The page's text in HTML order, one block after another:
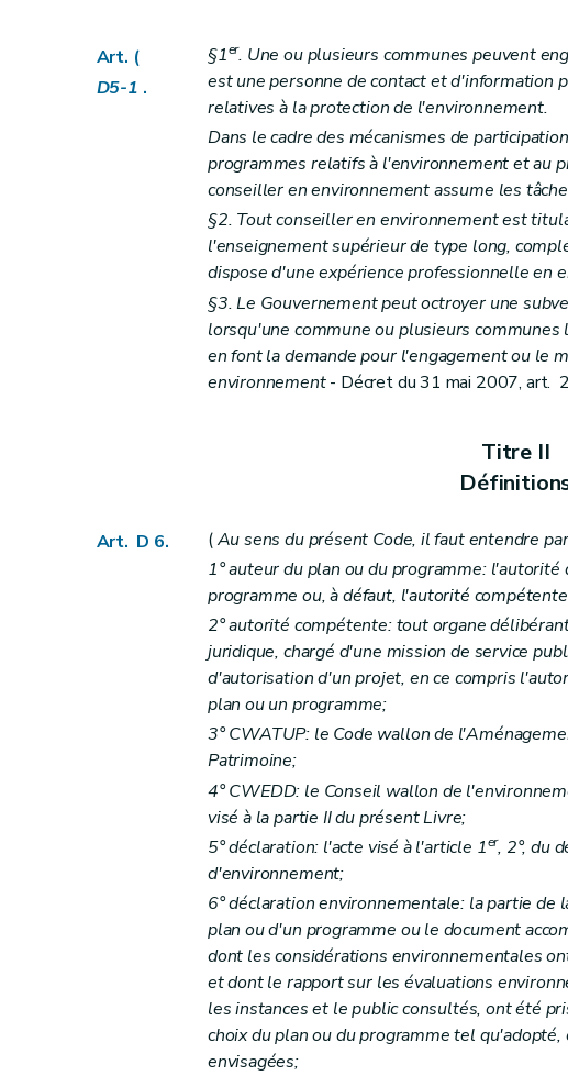
Titre II
Initiation à l'environnement
Art. D 21
Art. D 22
Art. D 23
Art. D 24
Art. D 25
Art. D 26
Art. D 27
Art. D 28
Art. D 29
Participation du public en matière
Chapitre premier Dispositions générales
Principes généraux de la participation du
Art. D29-3
Art. D29-4
Chapitre II Réunion d'information
Art. D29-5
Art. D29-6
Chapitre III
Enquête publique
Section première
Mesures d'annonce de
Sous-section première
Art. D29-7
Sous-section 2 Informations par voie
Art. D29-8
Art. D29-9
Sous-section 3 Notification
Art. D29-10
Art. D29-11
Sous-section 4 Publicité supplémentaire
Art. D29-12
Section 2 De l'enquête publique
Art. (
D5-1 .
§1er. Une ou plusieurs communes peuvent
est une personne de contact et d'information
relatives à la protection de l'environnement.
Dans le cadre des mécanismes de
programmes relatifs à l'environnement et au
conseiller en environnement assume les
§2. Tout conseiller en environnement est
l'enseignement supérieur de type long,
dispose d'une expérience professionnelle en
§3. Le Gouvernement peut octroyer une
lorsqu'une commune ou plusieurs
en font la demande pour l'engagement ou le
environnement- Décret du 31 mai 2007, art.
Titre II
Art. D 6. (Au sens du présent Code, il faut entendre
1° auteur du plan ou du programme:
programme ou, à défaut, l'autorité
2° autorité compétente: tout organe
juridique, chargé d'une mission de service
d'autorisation d'un projet, en ce compris
plan ou un programme;
3° CWATUP: le Code wallon de
Patrimoine;
4° CWEDD: le Conseil wallon de
visé à la partie II du présent Livre;
5° déclaration: l'acte visé à l'article 1er, 2°, du
d'environnement;
6° déclaration environnementale: la partie
plan ou d'un programme ou le document
dont les considérations environnementales
et dont le rapport sur les évaluations
les instances et le public consultés, ont été
choix du plan ou du programme tel
envisagées;